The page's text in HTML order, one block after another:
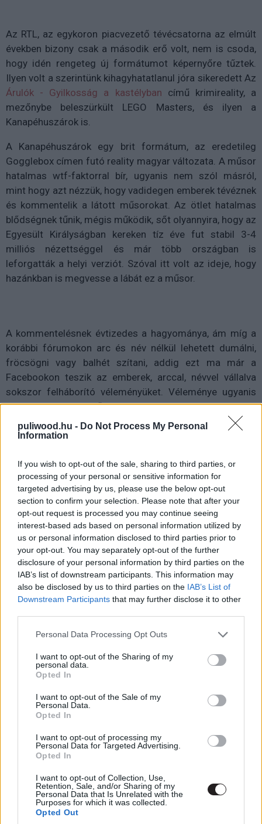
puliwood.hu - Do Not Process My Personal
Information
If you wish to opt-out of the sale, sharing to third parties, or
processing of your personal or sensitive information for
targeted advertising by us, please use the below opt-out
section to confirm your selection. Please note that after your
opt-out request is processed you may continue seeing
interest-based ads based on personal information utilized by
us or personal information disclosed to third parties prior to
your opt-out. You may separately opt-out of the further
disclosure of your personal information by third parties on the
IAB’s list of downstream participants. This information may
also be disclosed by us to third parties on the IAB’s List of
Downstream Participants that may further disclose it to other
Please note that this website/app uses one or more Google
not limited to your visit or usage behaviour. You may click to
grant or deny consent to Google and its third-party tags to
use your data for below specified purposes in below Google
consent section.
Personal Data Processing Opt Outs
I want to opt-out of the Sharing of my
personal data.
Opted In
I want to opt-out of the Sale of my
Personal Data.
Opted In
I want to opt-out of processing my
Personal Data for Targeted Advertising.
Opted In
I want to opt-out of Collection, Use,
Retention, Sale, and/or Sharing of my
Personal Data that Is Unrelated with the
Purposes for which it was collected.
Opted Out
Az RTL, az egykoron piacvezető tévécsatorna az elmúlt
években bizony csak a második erő volt, nem is csoda,
hogy idén rengeteg új formátumot képernyőre tűztek.
Ilyen volt a szerintünk kihagyhatatlanul jóra sikeredett Az
Árulók - Gyilkosság a kastélyban című krimireality, a
mezőnybe beleszürkült LEGO Masters, és ilyen a
Kanapéhuszárok is.
A Kanapéhuszárok egy brit formátum, az eredetileg
Gogglebox címen futó reality magyar változata. A műsor
hatalmas wtf-faktorral bír, ugyanis nem szól másról,
mint hogy azt nézzük, hogy vadidegen emberek tévéznek
és kommentelik a látott műsorokat. Az ötlet hatalmas
blődségnek tűnik, mégis működik, sőt olyannyira, hogy az
Egyesült Királyságban kereken tíz éve fut stabil 3-4
milliós nézettséggel és már több országban is
leforgatták a helyi verziót. Szóval itt volt az ideje, hogy
hazánkban is megvesse a lábát ez a műsor.
A kommentelésnek évtizedes a hagyománya, ám míg a
korábbi fórumokon arc és név nélkül lehetett dumálni,
fröcsögni vagy balhét szítani, addig ezt ma már a
Facebookon teszik az emberek, arccal, névvel vállalva
sokszor felháborító véleményüket. Véleménye ugyanis
mindenkinek van, sőt úgy érzik, hogy azt el is kell
mondaniuk, akár egyenesen az adott hírességnek
címezve, akinek az életét több száz kilométerről,
karaktereket dobálják.
Lényegében ez az attitűd költözött most a virtuális
térből a képernyőre, ugyanis a Kanapéhuszárokban
fiatalok és idősek, barátok, barátnők, párok és szülők
mondják el a véleményüket egy-egy tévéműsorról, a
benne szereplőkről és néha nem csak a celebek, de a
Kanapéhuszárok ereje, és pont ezért szórakoztató, mert
a szereplők akár a mi barátaink, kollégáink, szüleink is
gondolunk.
A műsor különlegessége, hogy nemcsak az RTL-en futó